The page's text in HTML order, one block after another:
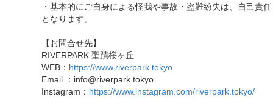
・基本的にご自身による怪我や事故・盗難紛失は、自己責任
となります。
【お問合せ先】
RIVERPARK 聖蹟桜ヶ丘
WEB： https://www.riverpark.tokyo
Email ：info@riverpark.tokyo
Instagram： https://www.instagram.com/riverpark.tokyo/